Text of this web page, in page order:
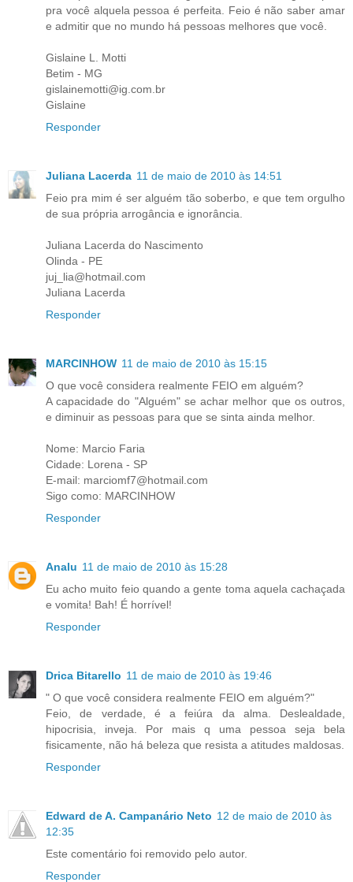
pra você alquela pessoa é perfeita. Feio é não saber amar
e admitir que no mundo há pessoas melhores que você.
Gislaine L. Motti
Betim - MG
gislainemotti@ig.com.br
Gislaine
Responder
Juliana Lacerda 11 de maio de 2010 às 14:51
Feio pra mim é ser alguém tão soberbo, e que tem orgulho
de sua própria arrogância e ignorância.
Juliana Lacerda do Nascimento
Olinda - PE
juj_lia@hotmail.com
Juliana Lacerda
Responder
MARCINHOW 11 de maio de 2010 às 15:15
O que você considera realmente FEIO em alguém?
A capacidade do "Alguém" se achar melhor que os outros,
e diminuir as pessoas para que se sinta ainda melhor.
Nome: Marcio Faria
Cidade: Lorena - SP
E-mail: marciomf7@hotmail.com
Sigo como: MARCINHOW
Responder
Analu 11 de maio de 2010 às 15:28
Eu acho muito feio quando a gente toma aquela cachaçada
e vomita! Bah! É horrível!
Responder
Drica Bitarello 11 de maio de 2010 às 19:46
" O que você considera realmente FEIO em alguém?"
Feio, de verdade, é a feiúra da alma. Deslealdade,
hipocrisia, inveja. Por mais q uma pessoa seja bela
fisicamente, não há beleza que resista a atitudes maldosas.
Responder
Edward de A. Campanário Neto 12 de maio de 2010 às
12:35
Este comentário foi removido pelo autor.
Responder